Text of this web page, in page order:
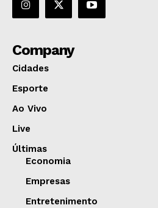
Company
Cidades
Esporte
Ao Vivo
Live
Últimas
Economia
Empresas
Entretenimento